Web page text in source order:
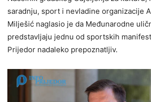
saradnju, sport i nevladine organizacije
Milješić naglasio je da Međunarodne
predstavljaju jednu od sportskih
Prijedor nadaleko prepoznatljiv.